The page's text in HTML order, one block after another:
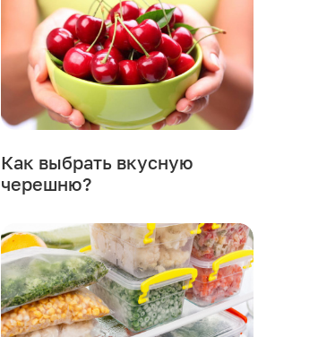
Как выбрать вкусную
черешню?